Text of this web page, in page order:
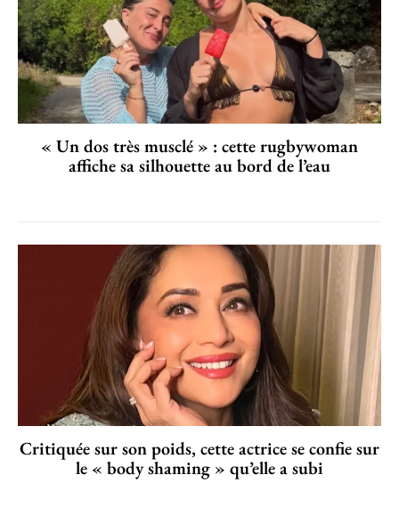
« Un dos très musclé » : cette rugbywoman
affiche sa silhouette au bord de l’eau
Critiquée sur son poids, cette actrice se confie sur
le « body shaming » qu’elle a subi